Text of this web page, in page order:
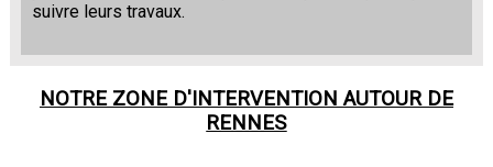
suivre leurs travaux.
NOTRE ZONE D'INTERVENTION AUTOUR DE
RENNES